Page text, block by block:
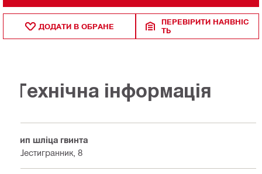
ДОДАТИ В ОБРАНЕ
ПЕРЕВІРИТИ НАЯВНІС
ТЬ
Технічна інформація
Тип шліца гвинта
Шестигранник, 8